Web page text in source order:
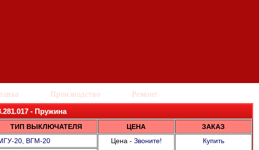
Производство Ремонт
- Пружина
ТИП ВЫКЛЮЧАТЕЛЯ ЦЕНА
ЗАКАЗ
20, ВГМ-20 Цена - Звоните!
Купить